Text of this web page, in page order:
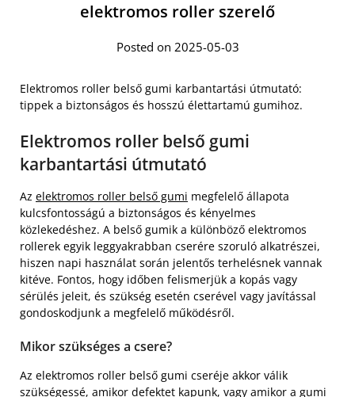
elektromos roller szerelő
Posted on 2025-05-03
Elektromos roller belső gumi karbantartási útmutató:
tippek a biztonságos és hosszú élettartamú gumihoz.
Elektromos roller belső gumi
karbantartási útmutató
Az elektromos roller belső gumi megfelelő állapota
kulcsfontosságú a biztonságos és kényelmes
közlekedéshez. A belső gumik a különböző elektromos
rollerek egyik leggyakrabban cserére szoruló alkatrészei,
hiszen napi használat során jelentős terhelésnek vannak
kitéve. Fontos, hogy időben felismerjük a kopás vagy
sérülés jeleit, és szükség esetén cserével vagy javítással
gondoskodjunk a megfelelő működésről.
Mikor szükséges a csere?
Az elektromos roller belső gumi cseréje akkor válik
szükségessé, amikor defektet kapunk, vagy amikor a gumi